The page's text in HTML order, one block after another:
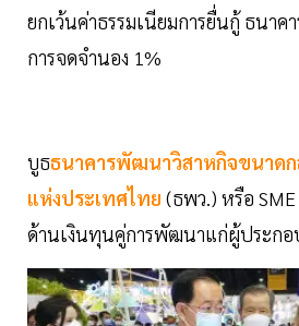
ยกเว้นค่าธรรมเนียมการยื่นกู้ ธนาค
การจดจำนอง 1%
บูธธนาคารพัฒนาวิสาหกิจขนาด
แห่งประเทศไทย (ธพว.) หรือ
ด้านเงินทุนคู่การพัฒนาแก่ผู้ประกอ